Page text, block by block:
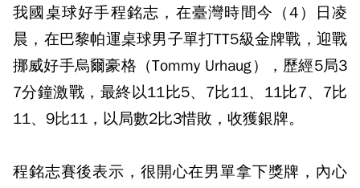
我國桌球好手程銘志，在臺灣時間今（4）日凌
晨，在巴黎帕運桌球男子單打TT5級金牌戰，迎戰
挪威好手烏爾豪格（Tommy Urhaug），歷經5局3
7分鐘激戰，最終以11比5、7比11、11比7、7比
11、9比11，以局數2比3惜敗，收獲銀牌。
程銘志賽後表示，很開心在男單拿下獎牌，內心